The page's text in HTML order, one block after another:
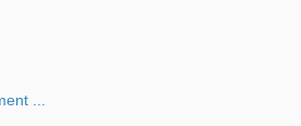
...